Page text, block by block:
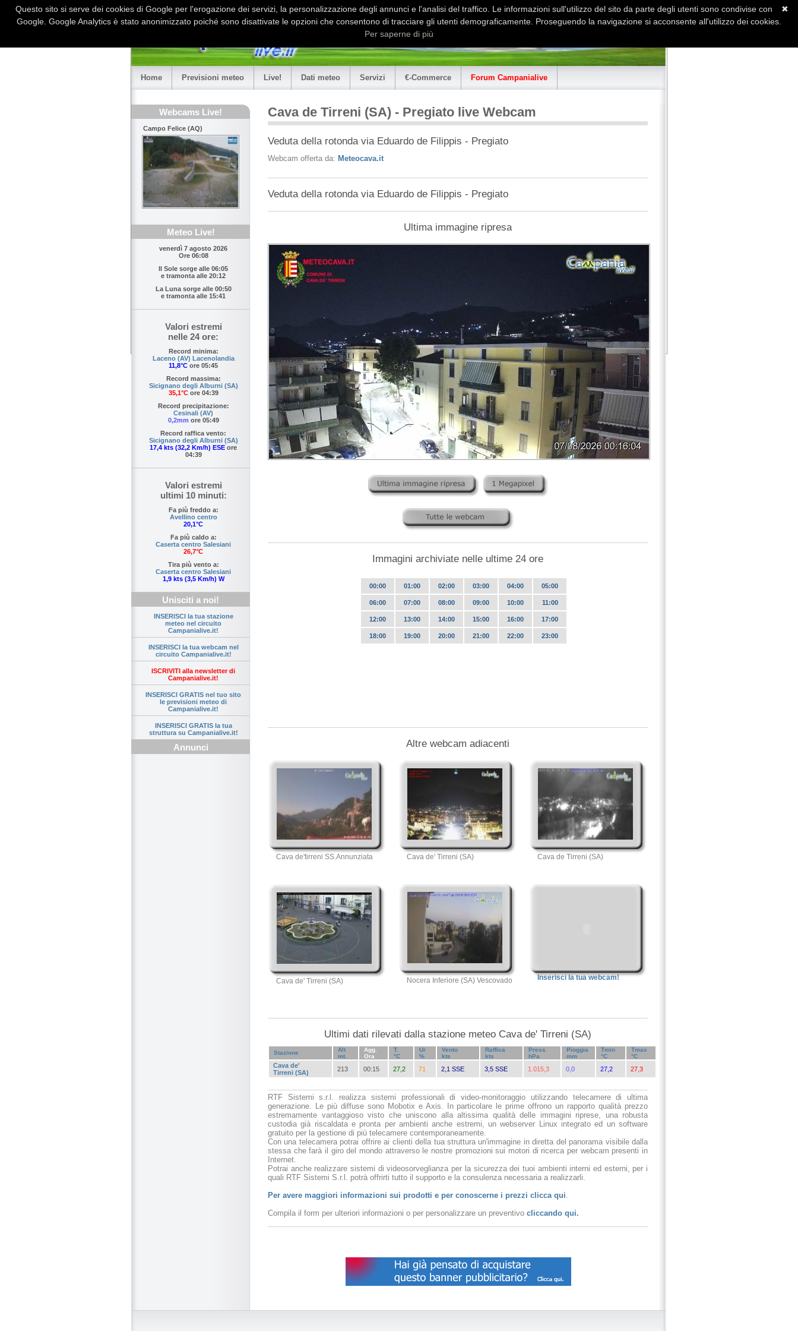
Home Previsioni meteo Live! Dati meteo Servizi €-Commerce Forum Campanialive
Webcams Live!
Campo Felice (AQ)
Meteo Live!
venerdì 7 agosto 2026
Ore 06:08
Il Sole sorge alle 06:05
e tramonta alle 20:12
La Luna sorge alle 00:50
e tramonta alle 15:41
Valori estremi
nelle 24 ore:
Record minima:
Laceno (AV) Lacenolandia
11,8°C ore 05:45
Record massima:
Sicignano degli Alburni (SA)
35,1°Core 04:39
Record precipitazione:
Cesinali (AV)
0,2mm ore 05:49
Record raffica vento:
Sicignano degli Alburni (SA)
17,4 kts (32,2 Km/h) ESE ore
04:39
Valori estremi
ultimi 10 minuti:
Fa più freddo a:
Avellino centro
20,1°C
Fa più caldo a:
Caserta centro Salesiani
26,7°C
Tira più vento a:
Caserta centro Salesiani
1,9 kts (3,5 Km/h) W
Unisciti a noi!
INSERISCI la tua stazione
meteo nel circuito
Campanialive.it!
INSERISCI la tua webcam nel
circuito Campanialive.it!
ISCRIVITI alla newsletter di
Campanialive.it!
INSERISCI GRATIS nel tuo sito
le previsioni meteo di
Campanialive.it!
INSERISCI GRATIS la tua
struttura su Campanialive.it!
Annunci
Cava de Tirreni (SA) - Pregiato live Webcam
Veduta della rotonda via Eduardo de Filippis - Pregiato
Webcam offerta da: Meteocava.it
Veduta della rotonda via Eduardo de Filippis - Pregiato
Ultima immagine ripresa
Immagini archiviate nelle ultime 24 ore
00:00 01:00 02:00 03:00 04:00 05:00
06:00 07:00 08:00 09:00 10:00 11:00
12:00 13:00 14:00 15:00 16:00 17:00
18:00 19:00 20:00 21:00 22:00 23:00
Altre webcam adiacenti
Cava de'tirreni SS.Annunziata Cava de' Tirreni (SA) Cava de Tirreni (SA)
Cava de' Tirreni (SA) Nocera Inferiore (SA) Vescovado Inserisci la tua webcam!
Ultimi dati rilevati dalla stazione meteo Cava de' Tirreni (SA)
Stazione
Alt
mt.
Agg.
Ora
T.
°C
Ur
%
Vento
kts
Raffica
kts
Press.
hPa
Pioggia
mm
Tmin
°C
Tmax
°C
Cava de'
Tirreni (SA)
213 00:15 27,2 71 2,1 SSE 3,5 SSE 1.015,3 0,0 27,2 27,3
RTF Sistemi s.r.l. realizza sistemi professionali di video-monitoraggio utilizzando telecamere di ultima
generazione. Le più diffuse sono Mobotix e Axis. In particolare le prime offrono un rapporto qualità prezzo
estremamente vantaggioso visto che uniscono alla altissima qualità delle immagini riprese, una robusta
custodia già riscaldata e pronta per ambienti anche estremi, un webserver Linux integrato ed un software
gratuito per la gestione di più telecamere contemporaneamente.
Con una telecamera potrai offrire ai clienti della tua struttura un'immagine in diretta del panorama visibile dalla
stessa che farà il giro del mondo attraverso le nostre promozioni sui motori di ricerca per webcam presenti in
Internet.
Potrai anche realizzare sistemi di videosorveglianza per la sicurezza dei tuoi ambienti interni ed esterni, per i
quali RTF Sistemi S.r.l. potrà offrirti tutto il supporto e la consulenza necessaria a realizzarli.
Per avere maggiori informazioni sui prodotti e per conoscerne i prezzi clicca qui
Compila il form per ulteriori informazioni o per personalizzare un preventivo cliccando qui.
✖
Questo sito si serve dei cookies di Google per l'erogazione dei servizi, la personalizzazione degli annunci e l'analisi del traffico. Le informazioni sull'utilizzo del sito da parte degli utenti sono condivise con
Google. Google Analytics è stato anonimizzato poiché sono disattivate le opzioni che consentono di tracciare gli utenti demograficamente. Proseguendo la navigazione si acconsente all'utilizzo dei cookies.
Per saperne di più